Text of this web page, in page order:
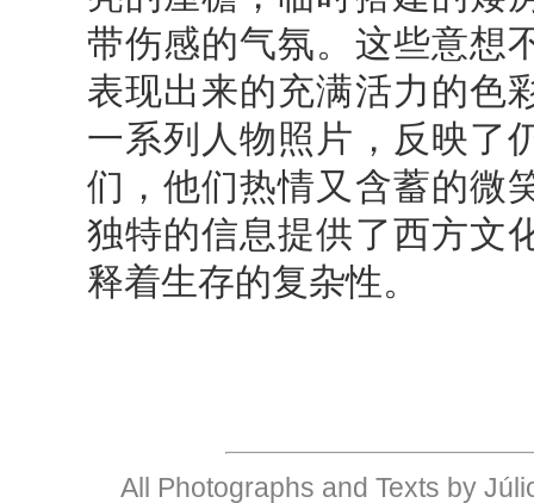
带伤感的气氛。这些意想
表现出来的充满活力的色
一系列人物照片，反映了
们，他们热情又含蓄的微
独特的信息提供了西方文
释着生存的复杂性。
All Photographs and Texts by